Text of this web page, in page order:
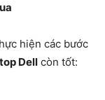
hiện các bước
Dell còn tốt: